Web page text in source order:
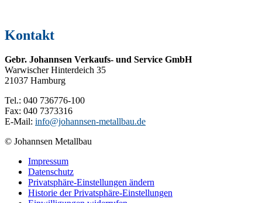
Kontakt
Gebr. Johannsen Verkaufs- und Service GmbH
Warwischer Hinterdeich 35
21037 Hamburg
Tel.: 040 736776-100
Fax: 040 7373316
E-Mail: info@johannsen-metallbau.de
© Johannsen Metallbau
Impressum
Datenschutz
Privatsphäre-Einstellungen ändern
Historie der Privatsphäre-Einstellungen